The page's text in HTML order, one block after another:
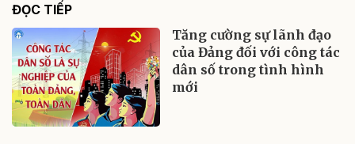
ĐỌC TIẾP
Tăng cường sự lãnh đạo
của Đảng đối với công tác
dân số trong tình hình
mới